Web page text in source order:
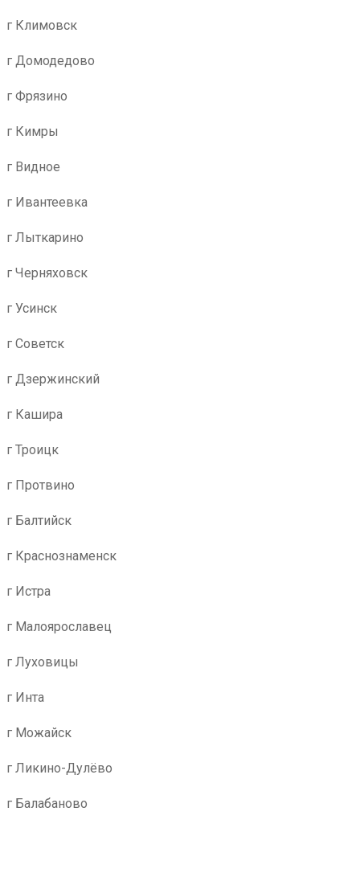
г Климовск
г Домодедово
г Фрязино
г Кимры
г Видное
г Ивантеевка
г Лыткарино
г Черняховск
г Усинск
г Советск
г Дзержинский
г Кашира
г Троицк
г Протвино
г Балтийск
г Краснознаменск
г Истра
г Малоярославец
г Луховицы
г Инта
г Можайск
г Ликино-Дулёво
г Балабаново